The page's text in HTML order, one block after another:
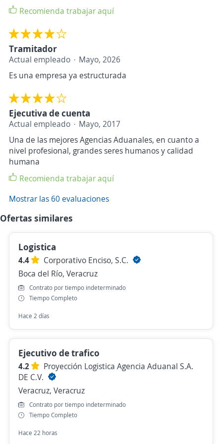
Recomienda trabajar aquí
Tramitador
Actual empleado
Mayo, 2026
Es una empresa ya estructurada
Ejecutiva de cuenta
Actual empleado
Mayo, 2017
Una de las mejores Agencias Aduanales, en cuanto a
nivel profesional, grandes seres humanos y calidad
humana
Recomienda trabajar aquí
Mostrar las 60 evaluaciones
Ofertas similares
Logistica
4.4
Corporativo Enciso, S.C.
Boca del Río, Veracruz
Contrato por tiempo indeterminado
Tiempo Completo
Hace 2 días
Ejecutivo de trafico
4.2
Proyección Logistica Agencia Aduanal S.A.
DE C.V.
Veracruz, Veracruz
Contrato por tiempo indeterminado
Tiempo Completo
Hace 22 horas